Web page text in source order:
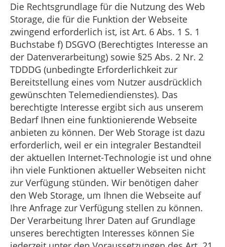
Die Rechtsgrundlage für die Nutzung des Web
Storage, die für die Funktion der Webseite
zwingend erforderlich ist, ist Art. 6 Abs. 1 S. 1
Buchstabe f) DSGVO (Berechtigtes Interesse an
der Datenverarbeitung) sowie §25 Abs. 2 Nr. 2
TDDDG (unbedingte Erforderlichkeit zur
Bereitstellung eines vom Nutzer ausdrücklich
gewünschten Telemediendienstes). Das
berechtigte Interesse ergibt sich aus unserem
Bedarf Ihnen eine funktionierende Webseite
anbieten zu können. Der Web Storage ist dazu
erforderlich, weil er ein integraler Bestandteil
der aktuellen Internet-Technologie ist und ohne
ihn viele Funktionen aktueller Webseiten nicht
zur Verfügung stünden. Wir benötigen daher
den Web Storage, um Ihnen die Webseite auf
Ihre Anfrage zur Verfügung stellen zu können.
Der Verarbeitung Ihrer Daten auf Grundlage
unseres berechtigten Interesses können Sie